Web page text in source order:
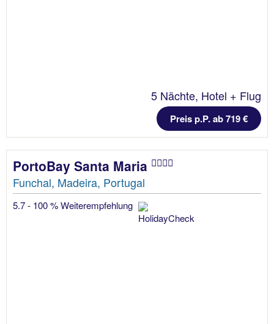
5 Nächte, Hotel + Flug
Preis p.P. ab 719 €
PortoBay Santa Maria
Funchal, Madeira, Portugal
5.7 - 100 % Weiterempfehlung